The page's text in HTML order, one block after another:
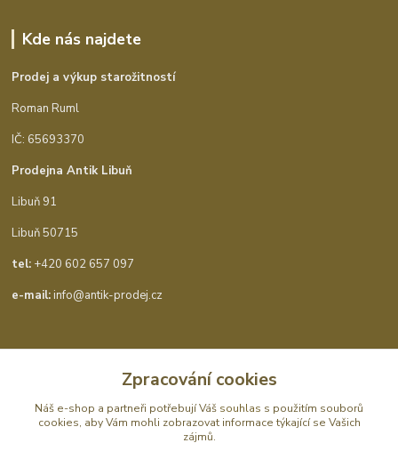
Kde nás najdete
Prodej a výkup starožitností
Roman Ruml
IČ: 65693370
Prodejna Antik Libuň
Libuň 91
Libuň 50715
tel: +420 602 657 097
e-mail:info@antik-prodej.cz
Antik Ohaveč
Zpracování cookies
Náš e-shop a partneři potřebují Váš souhlas s použitím souborů
cookies, aby Vám mohli zobrazovat informace týkající se Vašich
zájmů.